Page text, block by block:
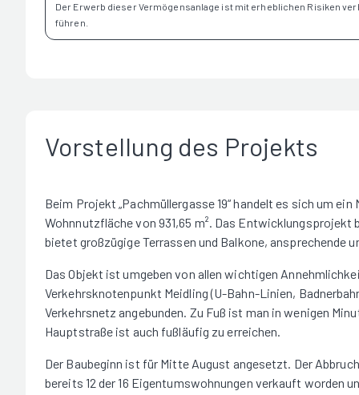
Der Erwerb dieser Vermögensanlage ist mit erheblichen Risiken
führen.
Vorstellung des Projekts
Beim Projekt „Pachmüllergasse 19“ handelt es sich um
Wohnnutzfläche von 931,65 m². Das Entwicklungsprojekt
bietet großzügige Terrassen und Balkone, ansprechende
Das Objekt ist umgeben von allen wichtigen
Verkehrsknotenpunkt Meidling (U-Bahn-Linien,
Verkehrsnetz angebunden. Zu Fuß ist man in wenigen
Hauptstraße ist auch fußläufig zu erreichen.
Der Baubeginn ist für Mitte August angesetzt. Der
bereits 12 der 16 Eigentumswohnungen verkauft worden